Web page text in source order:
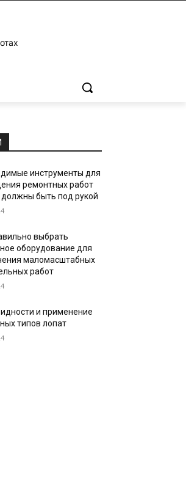
инструменты для
ремонтных работ
должны быть под рукой
выбрать
оборудование для
маломасштабных
работ
и применение
типов лопат